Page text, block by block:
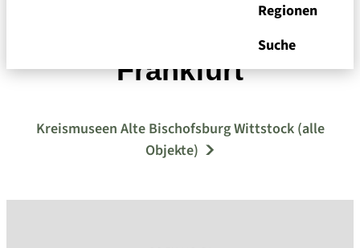
Regionen
Suche
Taler Reichsstadt
Frankfurt
Kreismuseen Alte Bischofsburg Wittstock (alle
Objekte)